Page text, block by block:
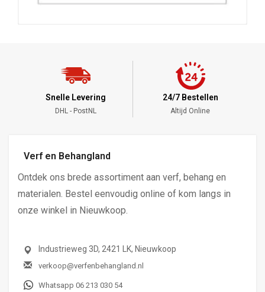
Snelle Levering
DHL - PostNL
24/7 Bestellen
Altijd Online
Verf en Behangland
Ontdek ons brede assortiment aan verf, behang en
materialen. Bestel eenvoudig online of kom langs in
onze winkel in Nieuwkoop.
Industrieweg 3D, 2421 LK, Nieuwkoop
verkoop@verfenbehangland.nl
Whatsapp 06 213 030 54